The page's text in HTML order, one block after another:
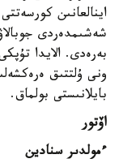
شەشىمدەردى
بەرەدى. الايدا
ونى ۇلتتىق
بايلانىستى بولماق.
اۆتور
ءمولدىر سنادين